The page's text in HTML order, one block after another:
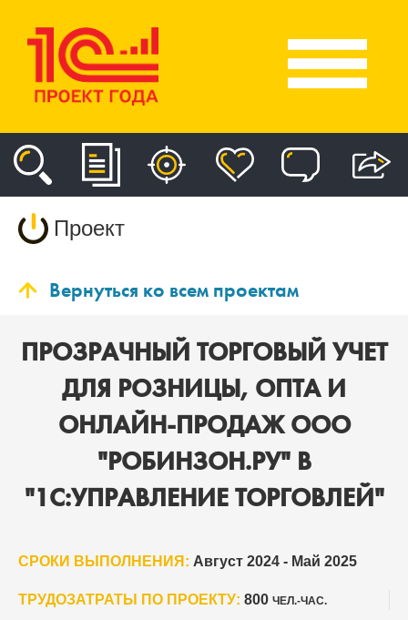
Проект
Вернуться ко всем проектам
ПРОЗРАЧНЫЙ ТОРГОВЫЙ УЧЕТ
ДЛЯ РОЗНИЦЫ, ОПТА И
ОНЛАЙН-ПРОДАЖ ООО
"РОБИНЗОН.РУ" В
"1С:УПРАВЛЕНИЕ ТОРГОВЛЕЙ"
СРОКИ ВЫПОЛНЕНИЯ: Август 2024 - Май 2025
ТРУДОЗАТРАТЫ ПО ПРОЕКТУ: 800 ЧЕЛ.-ЧАС.